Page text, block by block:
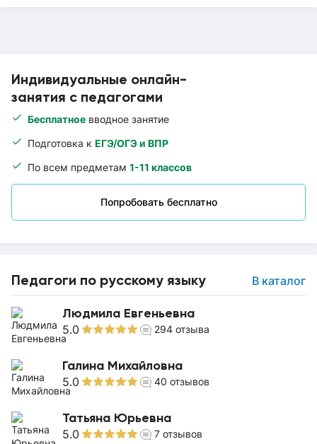
Индивидуальные онлайн-
занятия с педагогами
Бесплатное вводное занятие
Подготовка к ЕГЭ/ОГЭ и ВПР
По всем предметам 1-11 классов
Попробовать бесплатно
Педагоги по русскому языку В каталог
Людмила Евгеньевна
5.0 294 отзыва
Галина Михайловна
5.0 40 отзывов
Татьяна Юрьевна
5.0 7 отзывов